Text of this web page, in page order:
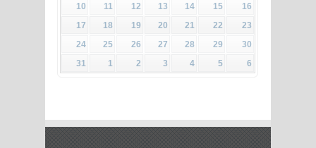
10
11 12 13 14 15
16
17
18 19 20 21 22
23
24
25 26 27 28 29
30
31
1 2 3 4 5 6